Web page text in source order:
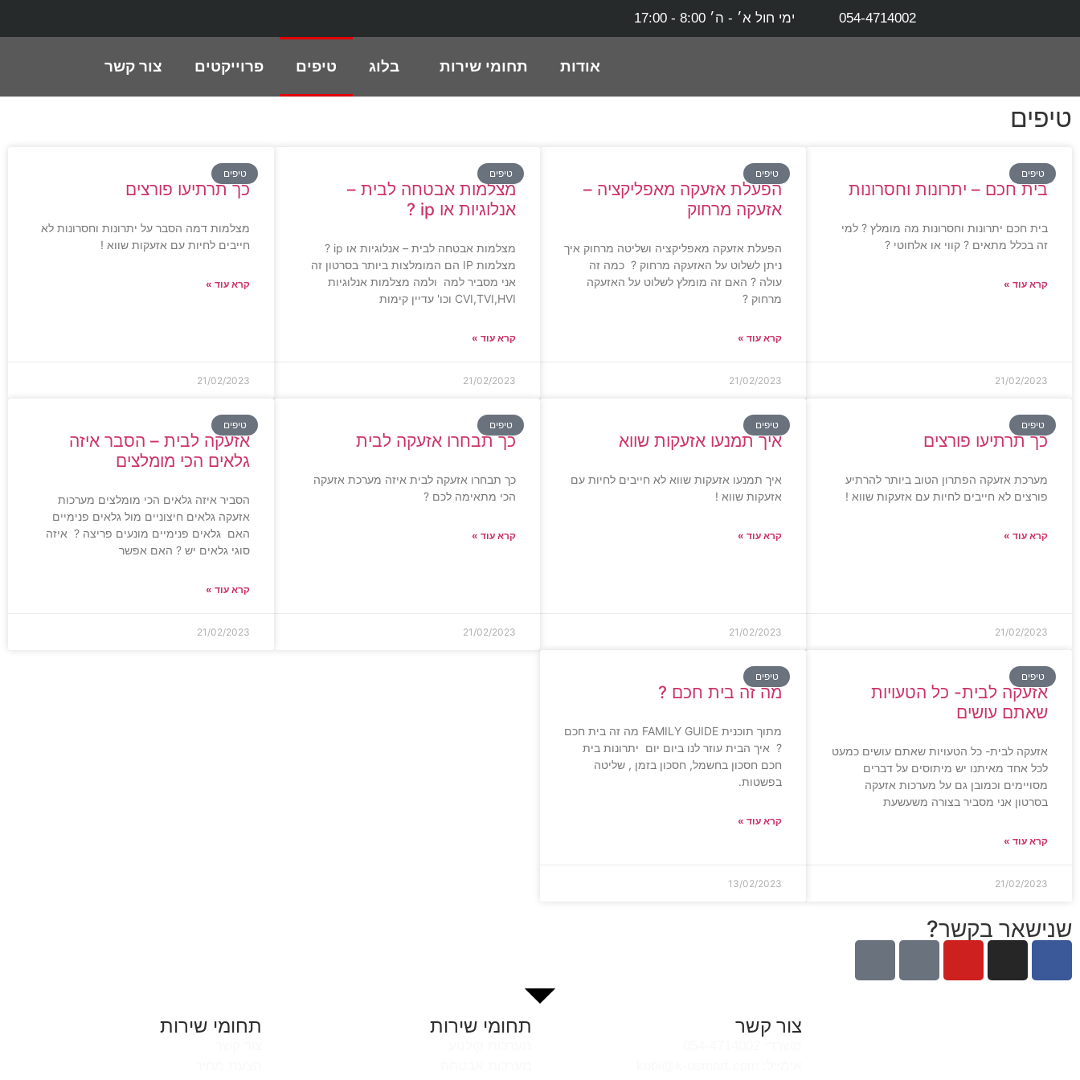
054-4714002 ימי חול א׳ - ה׳ 8:00 - 17:00
אודות תחומי שירות בלוג טיפים פרוייקטים צור קשר
טיפים
טיפים
בית חכם – יתרונות וחסרונות
בית חכם יתרונות וחסרונות מה מומלץ ? למי
זה בכלל מתאים ? קווי או אלחוטי ?
קרא עוד »
21/02/2023
טיפים
הפעלת אזעקה מאפליקציה –
אזעקה מרחוק
הפעלת אזעקה מאפליקציה ושליטה מרחוק איך
ניתן לשלוט על האזעקה מרחוק ? כמה זה
עולה ? האם זה מומלץ לשלוט על האזעקה
מרחוק ?
קרא עוד »
21/02/2023
טיפים
מצלמות אבטחה לבית –
אנלוגיות או ip ?
מצלמות אבטחה לבית – אנלוגיות או ip ?
מצלמות IP הם המומלצות ביותר בסרטון זה
אני מסביר למה ולמה מצלמות אנלוגיות
CVI,TVI,HVI וכו' עדיין קימות
קרא עוד »
21/02/2023
טיפים
כך תרתיעו פורצים
מצלמות דמה הסבר על יתרונות וחסרונות לא
חייבים לחיות עם אזעקות שווא !
קרא עוד »
21/02/2023
טיפים
כך תרתיעו פורצים
מערכת אזעקה הפתרון הטוב ביותר להרתיע
פורצים לא חייבים לחיות עם אזעקות שווא !
קרא עוד »
21/02/2023
טיפים
איך תמנעו אזעקות שווא
איך תמנעו אזעקות שווא לא חייבים לחיות עם
אזעקות שווא !
קרא עוד »
21/02/2023
טיפים
כך תבחרו אזעקה לבית
כך תבחרו אזעקה לבית איזה מערכת אזעקה
הכי מתאימה לכם ?
קרא עוד »
21/02/2023
טיפים
אזעקה לבית – הסבר איזה
גלאים הכי מומלצים
הסביר איזה גלאים הכי מומלצים מערכות
אזעקה גלאים חיצוניים מול גלאים פנימיים
האם גלאים פנימיים מונעים פריצה ? איזה
סוגי גלאים יש ? האם אפשר
קרא עוד »
21/02/2023
טיפים
אזעקה לבית- כל הטעויות
שאתם עושים
אזעקה לבית- כל הטעויות שאתם עושים כמעט
לכל אחד מאיתנו יש מיתוסים על דברים
מסויימים וכמובן גם על מערכות אזעקה
בסרטון אני מסביר בצורה משעשעת
קרא עוד »
21/02/2023
טיפים
מה זה בית חכם ?
מתוך תוכנית FAMILY GUIDE מה זה בית חכם
? איך הבית עוזר לנו ביום יום יתרונות בית
חכם חסכון בחשמל, חסכון בזמן , שליטה
בפשטות.
קרא עוד »
13/02/2023
שנישאר בקשר?
צור קשר תחומי שירות תחומי שירות